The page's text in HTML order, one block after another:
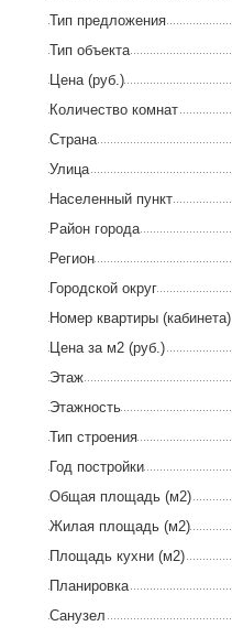
Тип предложения
Тип объекта
Цена (руб.)
Количество комнат
Страна
Улица
Населенный пункт
Район города
Регион
Городской округ
Номер квартиры (кабинета)
Цена за м2 (руб.)
Этаж
Этажность
Тип строения
Год постройки
Общая площадь (м2)
Жилая площадь (м2)
Площадь кухни (м2)
Планировка
Санузел